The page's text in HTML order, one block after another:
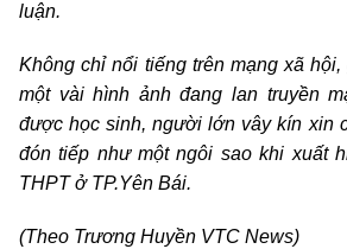
luận.
Không chỉ nổi tiếng trên mạng xã
một vài hình ảnh đang lan truyền
được học sinh, người lớn vây kín xin
đón tiếp như một ngôi sao khi xuất
THPT ở TP.Yên Bái.
(Theo Trương Huyền VTC News)